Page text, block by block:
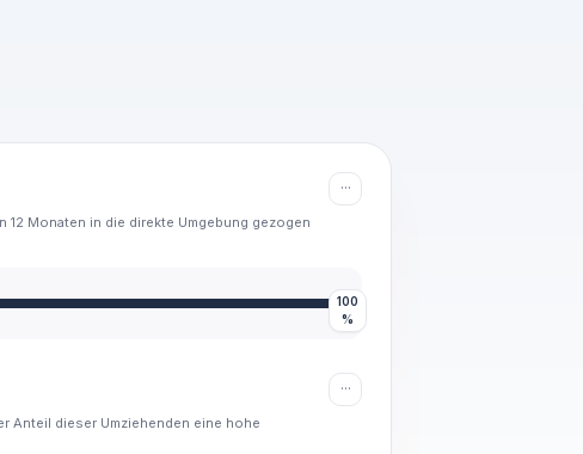
···
Monaten in die direkte Umgebung gezogen
100
%
···
Anteil dieser Umziehenden eine hohe